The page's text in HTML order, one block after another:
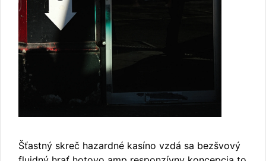
Šťastný skreč hazardné kasíno vzdá sa bezšvový